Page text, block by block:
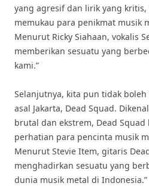
yang agresif dan lirik yang
memukau para penikmat musik
Menurut Ricky Siahaan, vokalis
memberikan sesuatu yang
kami.”
Selanjutnya, kita pun tidak
asal Jakarta, Dead Squad.
brutal dan ekstrem, Dead
perhatian para pencinta musik
Menurut Stevie Item, gitaris
menghadirkan sesuatu yang
dunia musik metal di Indonesia.”